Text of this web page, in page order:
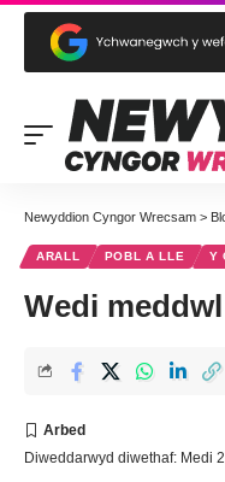
Newyddion Cyngor Wrecsam >
ARALL POBL A LLE Y
Wedi
Diweddarwyd diwethaf: Medi